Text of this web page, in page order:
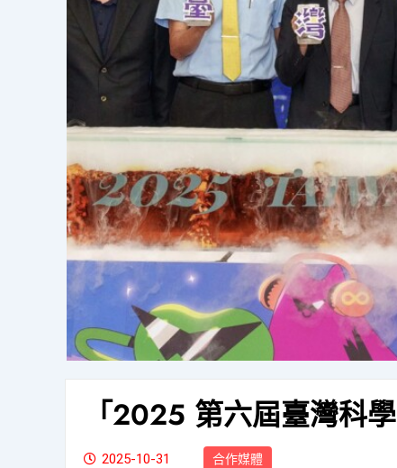
「2025 第六屆臺灣科
2025-10-31 合作媒體